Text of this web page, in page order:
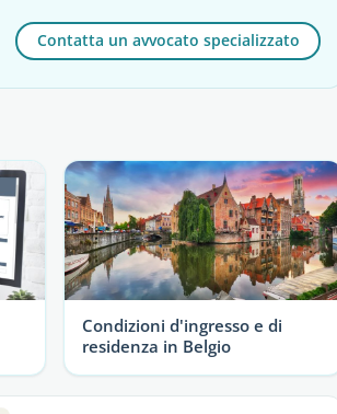
Contatta un avvocato specializzato
Condizioni d'ingresso e di
residenza in Belgio